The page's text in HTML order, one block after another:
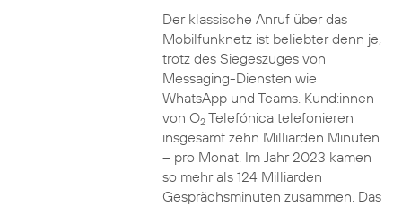
Der klassische Anruf über das
Mobilfunknetz ist beliebter denn je,
trotz des Siegeszuges von
Messaging-Diensten wie
WhatsApp und Teams. Kund:innen
von O2Telefónica telefonieren
insgesamt zehn Milliarden Minuten
– pro Monat. Im Jahr 2023 kamen
so mehr als 124 Milliarden
Gesprächsminuten zusammen. Das